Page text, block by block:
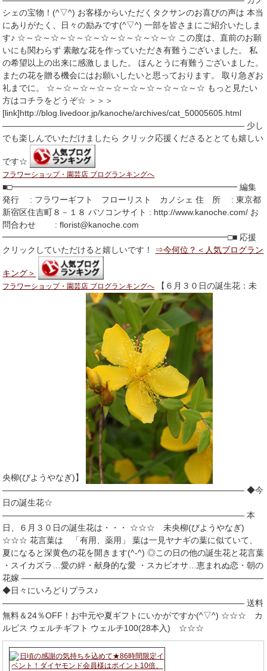
シェの宝物！(^▽^) お客様からいただくタクサンのお喜びの声は 本当
にありがたく、日々の励みです(^▽^) 一部を皆さまにご紹介いたしま
す♪ ☆～☆～☆～☆～☆～☆～☆～☆～☆～☆ この度は、直前のお願
いにも関わらず 素敵な花を作っていただき有難うございました。 私
の希望以上の出来に感激しました。 ほんとうに有難うございました。
またの花を贈る機会にはお願いしたいと思っております。 取り急ぎお
礼までに。 ☆～☆～☆～☆～☆～☆～☆～☆～☆～☆ もっと見たい
方はコチラをどうぞ☆ ＞＞＞
[link]http://blog.livedoor.jp/kanoche/archives/cat_50005605.html
――――――――――――――――――――――――――――― 少し
でも楽しんでいただけましたら クリック応援くださるととても嬉しい
です☆
フラワーショップ・園芸店 ブログランキングへ
■□━━━━━━━━━━━━━━━━━━━━━━━━━━━ 編集
発行 : フラワーギフト フローリスト カノシェ 住 所 : 東京都
新宿区住吉町８－１８ パソコンサイト : http://www.kanoche.com/ お
問合わせ : florist@kanoche.com
━━━━━━━━━━━━━━━━━━━━━━━━━━━□■ 応援
クリックしていただけると嬉しいです！ ⇒今何位？＜人気ブログラン
キング＞
フラワーショップ・園芸店 ブログランキングへ 【６月３０日の誕生花：未
央柳(びようやなぎ)】
――――――――――――――――――――――――――――― ◆今
日の誕生花☆
――――――――――――――――――――――――――――― 本
日、６月３０日の誕生花は・・・ ☆☆☆ 未央柳(びようやなぎ)
☆☆☆ 花言葉は 「有用、薬用」 葉は一見ヤナギの葉に似ていて、
夏になると深黄色の花を開きます(^-^) ◎この日の他の誕生花と花言葉
・スイカズラ…愛の絆・献身的な愛 ・スカビオサ…恵まれぬ恋・朝の
花嫁 ―――――――――――――――――――――――――――――
◆日々にいろどりプラス♪
――――――――――――――――――――――――――――― 送料
無料＆24％OFF！お中元や夏ギフトにいかがですか(^▽^) ☆☆☆ カ
ルピス ウェルチギフト ウェルチ100(28本入) ☆☆☆